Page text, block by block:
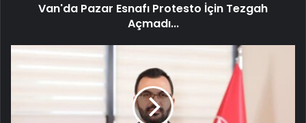
Van'da Pazar Esnafı Protesto İçin Tezgah
Açmadı...